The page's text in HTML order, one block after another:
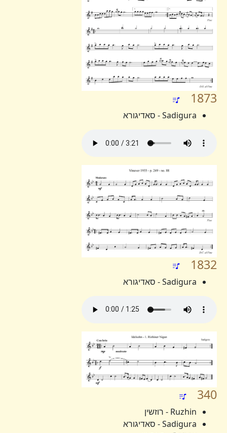
1873
Sadigura - סאדיגורא
1832
Sadigura - סאדיגורא
340
Ruzhin - רוזשין
Sadigura - סאדיגורא